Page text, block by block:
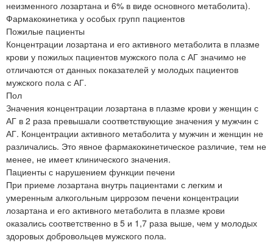
неизменного лозартана и 6% в виде основного метаболита).
Фармакокинетика у особых групп пациентов
Пожилые пациенты
Концентрации лозартана и его активного метаболита в плазме
крови у пожилых пациентов мужского пола с АГ значимо не
отличаются от данных показателей у молодых пациентов
мужского пола с АГ.
Пол
Значения концентрации лозартана в плазме крови у женщин с
АГ в 2 раза превышали соответствующие значения у мужчин с
АГ. Концентрации активного метаболита у мужчин и женщин не
различались. Это явное фармакокинетическое различие, тем не
менее, не имеет клинического значения.
Пациенты с нарушением функции печени
При приеме лозартана внутрь пациентами с легким и
умеренным алкогольным циррозом печени концентрации
лозартана и его активного метаболита в плазме крови
оказались соответственно в 5 и 1,7 раза выше, чем у молодых
здоровых добровольцев мужского пола.